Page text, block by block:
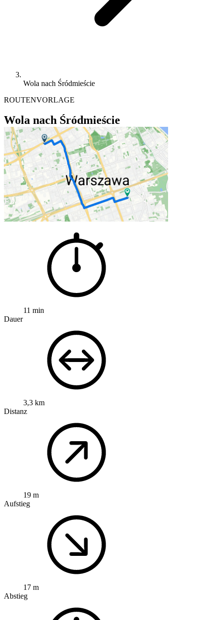
Wola nach Śródmieście
ROUTENVORLAGE
Wola nach Śródmieście
11 min
Dauer
3,3 km
Distanz
19 m
Aufstieg
17 m
Abstieg